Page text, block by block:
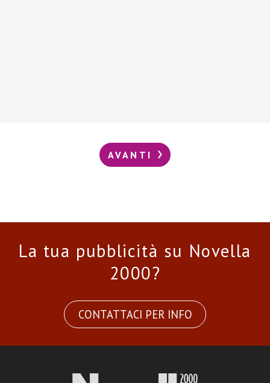
AVANTI
La tua pubblicità su Novella
2000?
CONTATTACI PER INFO